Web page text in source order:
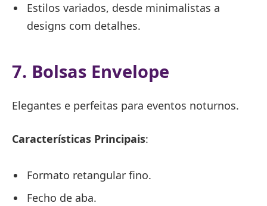
Estilos variados, desde minimalistas a
designs com detalhes.
7. Bolsas Envelope
Elegantes e perfeitas para eventos noturnos.
Características Principais:
Formato retangular fino.
Fecho de aba.